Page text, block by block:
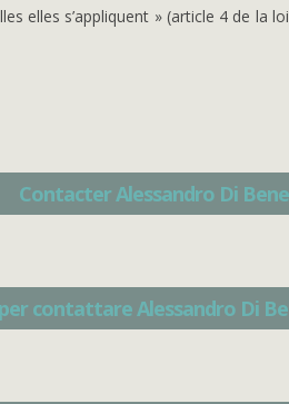
elles s’appliquent » (article 4 de la loi
Contacter Alessandro Di
per contattare Alessandro Di